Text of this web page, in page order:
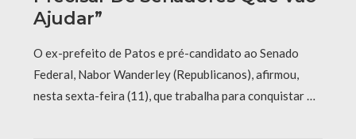
Ajudar”
O ex-prefeito de Patos e pré-candidato ao Senado
Federal, Nabor Wanderley (Republicanos), afirmou,
nesta sexta-feira (11), que trabalha para conquistar …